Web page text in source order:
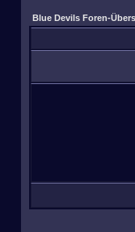
Blue Devils Foren-